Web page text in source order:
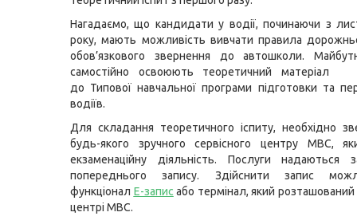
Нагадаємо, що кандидати у водії, починаючи з
року, мають можливість вивчати правила
обов’язкового звернення до автошколи.
самостійно освоюють теоретичний матеріал
до Типової навчальної програми підготовки та
водіїв.
Для складання теоретичного іспиту, необхідно
будь-якого зручного сервісного центру МВС,
екзаменаційну діяльність. Послуги надаються
попереднього запису. Здійснити запис
функціонал Е-запис або термінал, який розташований
центрі МВС.